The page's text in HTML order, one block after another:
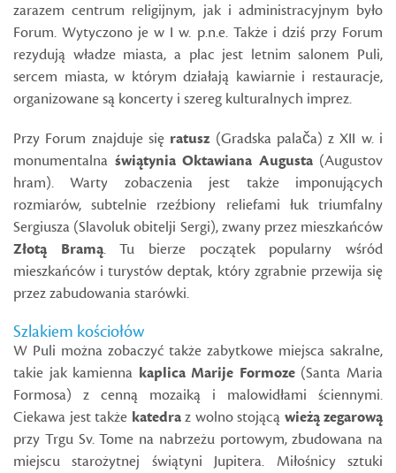
zarazem centrum religijnym, jak i administracyjnym było
Forum. Wytyczono je w I w. p.n.e. Także i dziś przy Forum
rezydują władze miasta, a plac jest letnim salonem Puli,
sercem miasta, w którym działają kawiarnie i restauracje,
organizowane są koncerty i szereg kulturalnych imprez.
Przy Forum znajduje się ratusz(Gradska palača) z XII w. i
monumentalna świątynia Oktawiana Augusta(Augustov
hram). Warty zobaczenia jest także imponujących
rozmiarów, subtelnie rzeźbiony reliefami łuk triumfalny
Sergiusza (Slavoluk obitelji Sergi), zwany przez mieszkańców
Złotą Bramą. Tu bierze początek popularny wśród
mieszkańców i turystów deptak, który zgrabnie przewija się
przez zabudowania starówki.
Szlakiem kościołów
W Puli można zobaczyć także zabytkowe miejsca sakralne,
takie jak kamienna kaplica Marije Formoze(Santa Maria
Formosa) z cenną mozaiką i malowidłami ściennymi.
Ciekawa jest także katedraz wolno stojącą wieżą zegarową
przy Trgu Sv. Tome na nabrzeżu portowym, zbudowana na
miejscu starożytnej świątyni Jupitera. Miłośnicy sztuki